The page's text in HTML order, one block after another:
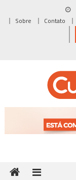
Sobre
Contato